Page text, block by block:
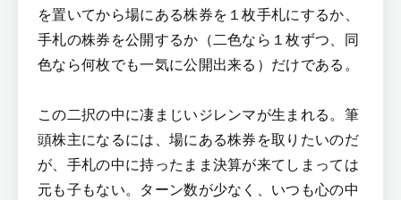
を置いてから場にある株券を１枚手札にするか、
手札の株券を公開するか（二色なら１枚ずつ、同
色なら何枚でも一気に公開出来る）だけである。
この二択の中に凄まじいジレンマが生まれる。筆
頭株主になるには、場にある株券を取りたいのだ
が、手札の中に持ったまま決算が来てしまっては
元も子もない。ターン数が少なく、いつも心の中